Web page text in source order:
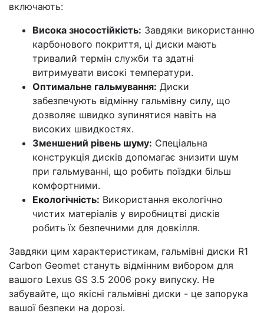
включають:
Висока зносостійкість: Завдяки використанню
карбонового покриття, ці диски мають
тривалий термін служби та здатні
витримувати високі температури.
Оптимальне гальмування: Диски
забезпечують відмінну гальмівну силу, що
дозволяє швидко зупинятися навіть на
високих швидкостях.
Зменшений рівень шуму: Спеціальна
конструкція дисків допомагає знизити шум
при гальмуванні, що робить поїздки більш
комфортними.
Екологічність: Використання екологічно
чистих матеріалів у виробництві дисків
робить їх безпечними для довкілля.
Завдяки цим характеристикам, гальмівні диски R1
Carbon Geomet стануть відмінним вибором для
вашого Lexus GS 3.5 2006 року випуску. Не
забувайте, що якісні гальмівні диски - це запорука
вашої безпеки на дорозі.